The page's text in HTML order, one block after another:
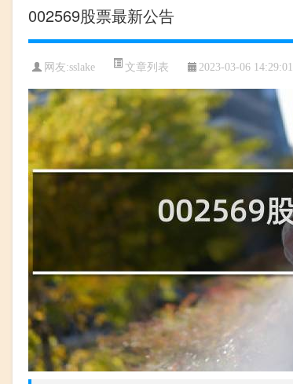
002569股票最新公告
网友:sslake 文章列表 2023-03-06 14:29:01